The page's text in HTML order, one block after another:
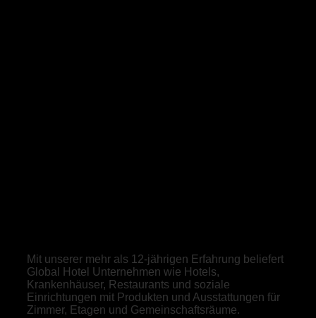
Mit unserer mehr als 12-jährigen Erfahrung beliefert
Global Hotel Unternehmen wie Hotels,
Krankenhäuser, Restaurants und soziale
Einrichtungen mit Produkten und Ausstattungen für
Zimmer, Etagen und Gemeinschaftsräume.